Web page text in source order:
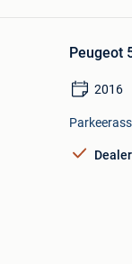
Peugeot
2016